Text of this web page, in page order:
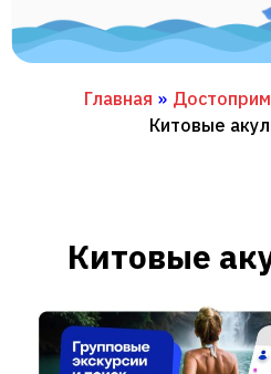
Главная »
Китовые
Китовые